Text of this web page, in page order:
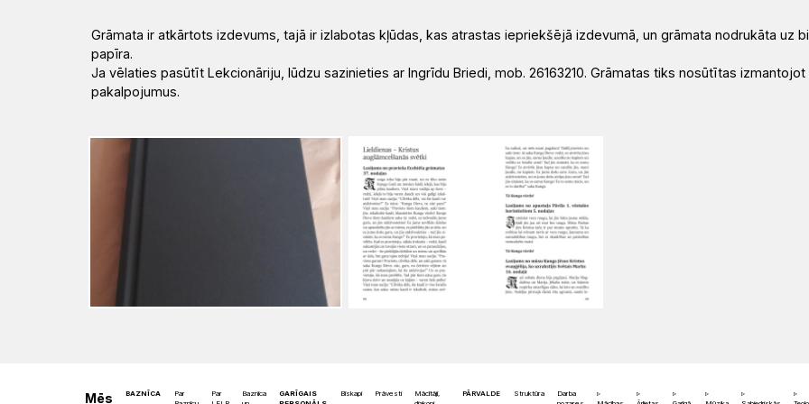
Grāmata ir atkārtots izdevums, tajā ir izlabotas kļūdas, kas atrastas iepriekšējā izdevumā, un grāmata nodrukāta uz
papīra.
Ja vēlaties pasūtīt Lekcionāriju, lūdzu sazinieties ar Ingrīdu Briedi, mob. 26163210. Grāmatas tiks nosūtītas izmantojot
pakalpojumus.
Mēs BAZNĪCA
Par
Par
Baznīca
GARĪGAIS
Bīskapi Prāvesti
Mācītāji,
PĀRVALDE Struktūra
Darba